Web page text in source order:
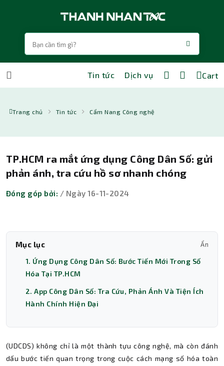
Tin tức Dịch vụ Cart
Trang chủ Tin tức Cẩm Nang Công nghệ
TP.HCM ra mắt ứng dụng Công Dân Số: gửi
phản ánh, tra cứu hồ sơ nhanh chóng
Đóng góp bởi: / Ngày 16-11-2024
Mục lục Ẩn
1. Ứng Dụng Công Dân Số: Bước Tiến Mới Trong Số
Hóa Tại TP.HCM
2. App Công Dân Số: Tra Cứu, Phản Ánh Và Tiện Ích
Hành Chính Hiện Đại
(UDCDS) không chỉ là một thành tựu công nghệ, mà còn đánh
dấu bước tiến quan trọng trong cuộc cách mạng số hóa toàn